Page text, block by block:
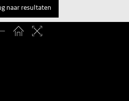
naar resultaten